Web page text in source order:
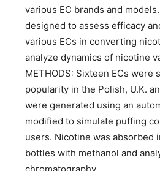
various EC brands and
designed to assess efficacy
various ECs in converting
analyze dynamics of nicotine
METHODS: Sixteen ECs
popularity in the Polish, U.K.
were generated using an
modified to simulate puffing
users. Nicotine was absorbed
bottles with methanol and
chromatography.